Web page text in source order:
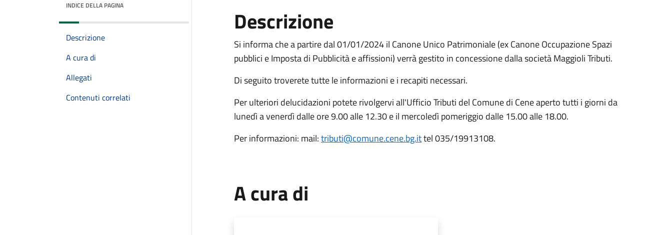
INDICE DELLA PAGINA
Descrizione
A cura di
Allegati
Contenuti correlati
Descrizione
Si informa che a partire dal 01/01/2024 il Canone Unico Patrimoniale (ex Canone Occupazione Spazi
pubblici e Imposta di Pubblicità e affissioni) verrà gestito in concessione dalla società Maggioli Tributi.
Di seguito troverete tutte le informazioni e i recapiti necessari.
Per ulteriori delucidazioni potete rivolgervi all'Ufficio Tributi del Comune di Cene aperto tutti i giorni da
lunedì a venerdì dalle ore 9.00 alle 12.30 e il mercoledì pomeriggio dalle 15.00 alle 18.00.
Per informazioni: mail:tributi@comune.cene.bg.ittel 035/19913108.
A cura di